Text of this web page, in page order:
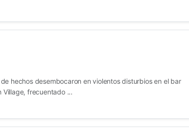
hechos desembocaron en violentos disturbios en el bar
Village, frecuentado ...